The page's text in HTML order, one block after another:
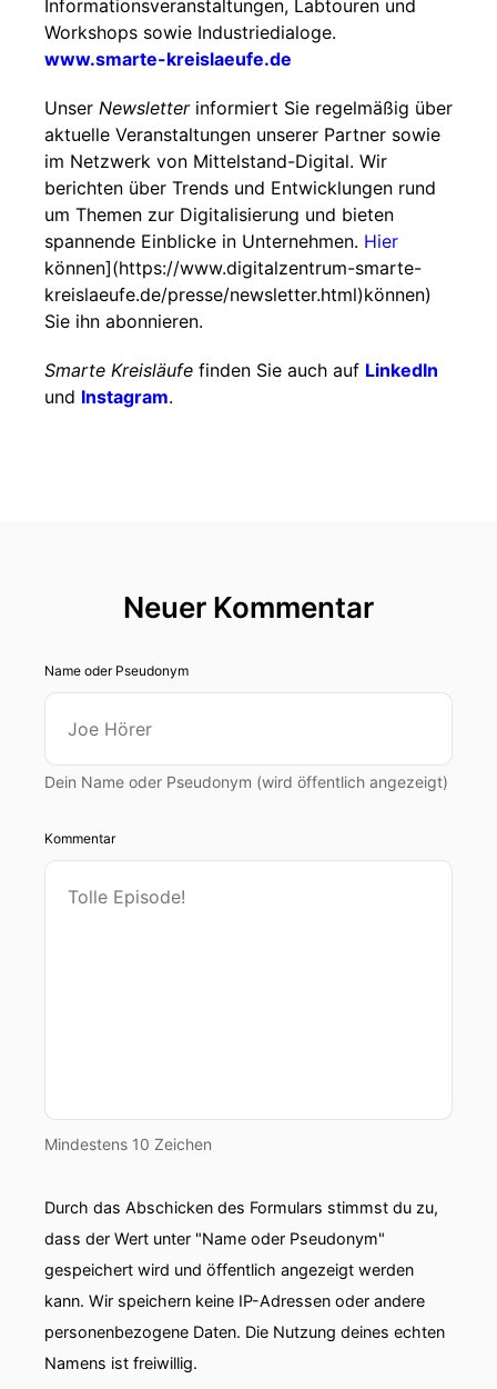
Informationsveranstaltungen, Labtouren und
Workshops sowie Industriedialoge.
www.smarte-kreislaeufe.de
Unser Newsletterinformiert Sie regelmäßig über
aktuelle Veranstaltungen unserer Partner sowie
im Netzwerk von Mittelstand-Digital. Wir
berichten über Trends und Entwicklungen rund
um Themen zur Digitalisierung und bieten
spannende Einblicke in Unternehmen. Hier
können](https://www.digitalzentrum-smarte-
kreislaeufe.de/presse/newsletter.html)können)
Sie ihn abonnieren.
Smarte Kreisläufe finden Sie auch auf LinkedIn
und Instagram.
Neuer Kommentar
Name oder Pseudonym
Dein Name oder Pseudonym (wird öffentlich angezeigt)
Kommentar
Mindestens 10 Zeichen
Durch das Abschicken des Formulars stimmst du zu,
dass der Wert unter "Name oder Pseudonym"
gespeichert wird und öffentlich angezeigt werden
kann. Wir speichern keine IP-Adressen oder andere
personenbezogene Daten. Die Nutzung deines echten
Namens ist freiwillig.